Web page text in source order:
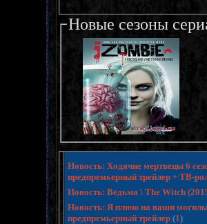
Новые сезоны
Новость: Ходячие мертвецы 6
предпремьерный трейлер + ТВ-
Новость: Ведьма \ The Witch
Новость: Я плюю на ваши
предпремьерный трейлер (1)